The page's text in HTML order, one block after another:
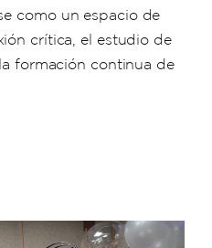
como un espacio de
crítica, el estudio de
formación continua de